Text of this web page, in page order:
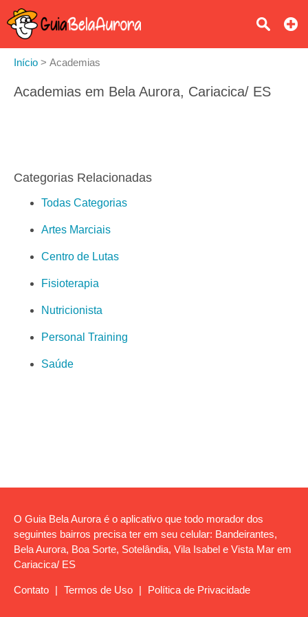
Início > Academias
Academias em Bela Aurora, Cariacica/ ES
Categorias Relacionadas
Todas Categorias
Artes Marciais
Centro de Lutas
Fisioterapia
Nutricionista
Personal Training
Saúde
O Guia Bela Aurora é o aplicativo que todo morador dos
seguintes bairros precisa ter em seu celular: Bandeirantes,
Bela Aurora, Boa Sorte, Sotelândia, Vila Isabel e Vista Mar em
Cariacica/ ES
Contato | Termos de Uso | Política de Privacidade